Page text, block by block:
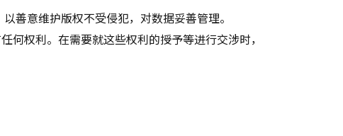
善意维护版权不受侵犯，对数据妥善管理。
权利。在需要就这些权利的授予等进行交涉时，